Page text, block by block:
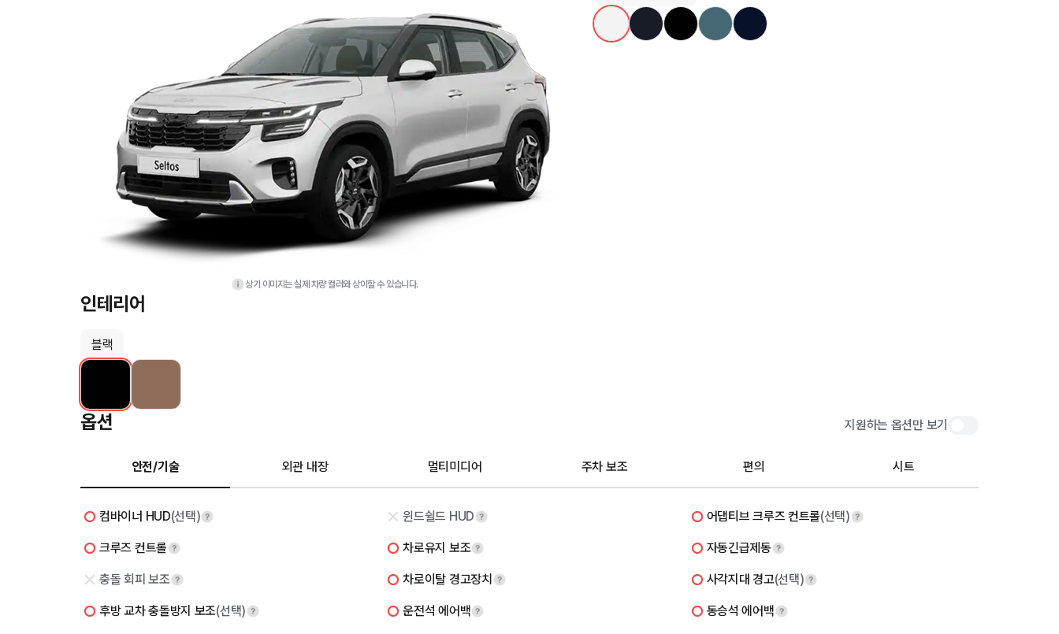
상기 이미지는 실제 차량 컬러와 상이할 수 있습니다.
인테리어
블랙
옵션 지원하는 옵션만 보기
안전/기술 외관 내장 멀티미디어 주차 보조 편의 시트
컴바이너 HUD(선택) 윈드쉴드 HUD 어댑티브 크루즈 컨트롤(선택)
크루즈 컨트롤 차로유지 보조 자동긴급제동
충돌 회피 보조 차로이탈 경고장치 사각지대 경고(선택)
후방 교차 충돌방지 보조(선택) 운전석 에어백 동승석 에어백